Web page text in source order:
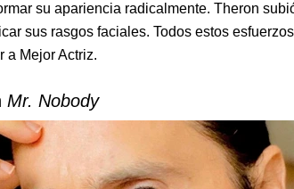
su apariencia radicalmente. Theron
sus rasgos faciales. Todos estos esfuerzos
a Mejor Actriz.
Mr. Nobody